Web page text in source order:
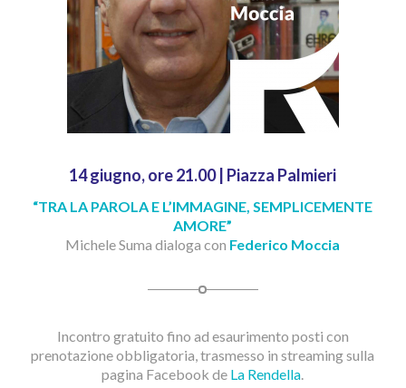
14 giugno, ore 21.00 | Piazza Palmieri
“TRA LA PAROLA E L’IMMAGINE, SEMPLICEMENTE
AMORE”
Michele Suma dialoga con Federico Moccia
Incontro gratuito fino ad esaurimento posti con
prenotazione obbligatoria, trasmesso in streaming sulla
pagina Facebook de La Rendella.